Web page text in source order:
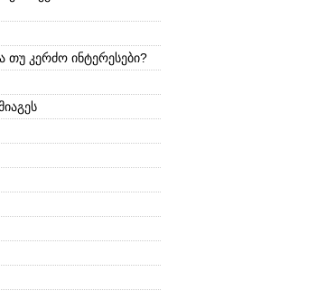
კერძო ინტერესები?